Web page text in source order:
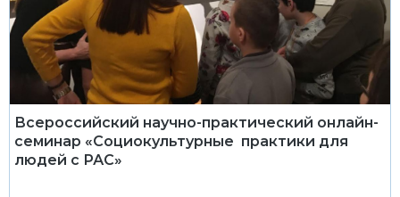
Всероссийский научно-практический онлайн-
семинар «Социокультурные практики для
людей с РАС»